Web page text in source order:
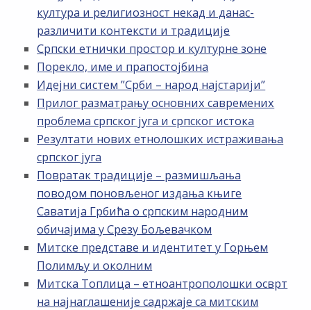
култура и религиозност некад и данас-
различити контексти и традиције
Српски етнички простор и културне зоне
Порекло, име и прапостојбина
Идејни систем ”Срби – народ најстарији”
Прилог разматрању основних савремених
проблема српског југа и српског истока
Резултати нових етнолошких истраживања
српског југа
Повратак традиције – размишљања
поводом поновљеног издања књиге
Саватија Грбића о српским народним
обичајима у Срезу Бољевачком
Митске представе и идентитет у Горњем
Полимљу и околним
Митска Топлица – етноантрополошки осврт
на најнаглашеније садржаје са митским